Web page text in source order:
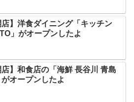
店】洋食ダイニング「キッチン
」がオープンしたよ
店】和食店の「海鮮 長谷川 青島
がオープンしたよ